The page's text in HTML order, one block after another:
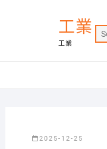
工業
工業
2025-12-25